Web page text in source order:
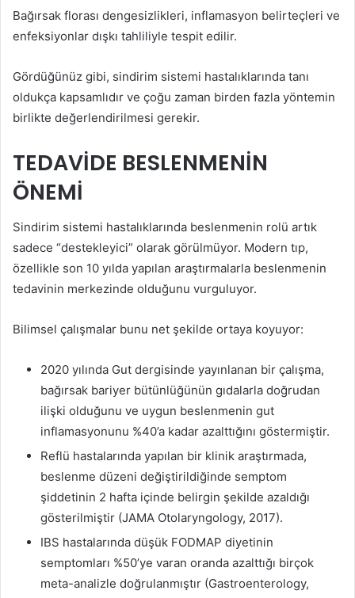
Bağırsak florası dengesizlikleri, inflamasyon belirteçleri ve
enfeksiyonlar dışkı tahliliyle tespit edilir.
Gördüğünüz gibi, sindirim sistemi hastalıklarında tanı
oldukça kapsamlıdır ve çoğu zaman birden fazla yöntemin
birlikte değerlendirilmesi gerekir.
TEDAVİDE BESLENMENİN
ÖNEMİ
Sindirim sistemi hastalıklarında beslenmenin rolü artık
sadece “destekleyici” olarak görülmüyor. Modern tıp,
özellikle son 10 yılda yapılan araştırmalarla beslenmenin
tedavinin merkezinde olduğunu vurguluyor.
Bilimsel çalışmalar bunu net şekilde ortaya koyuyor:
2020 yılında Gut dergisinde yayınlanan bir çalışma,
bağırsak bariyer bütünlüğünün gıdalarla doğrudan
ilişki olduğunu ve uygun beslenmenin gut
inflamasyonunu %40’a kadar azalttığını göstermiştir.
Reflü hastalarında yapılan bir klinik araştırmada,
beslenme düzeni değiştirildiğinde semptom
şiddetinin 2 hafta içinde belirgin şekilde azaldığı
gösterilmiştir (JAMA Otolaryngology, 2017).
IBS hastalarında düşük FODMAP diyetinin
semptomları %50’ye varan oranda azalttığı birçok
meta-analizle doğrulanmıştır (Gastroenterology,